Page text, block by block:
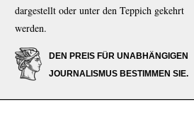
dargestellt oder unter den Teppich gekehrt
werden.
DEN PREIS FÜR UNABHÄNGIGEN
JOURNALISMUS BESTIMMEN SIE.